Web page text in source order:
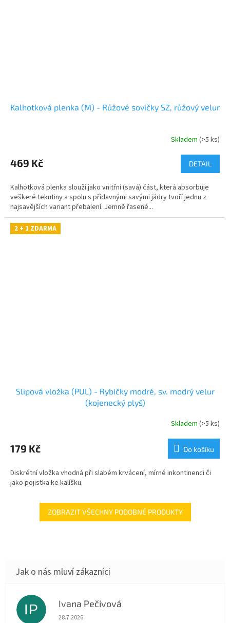
Kalhotková plenka (M) - Růžové sovičky SZ, růžový velur
Skladem (>5 ks)
469 Kč DETAIL
Kalhotková plenka slouží jako vnitřní (savá) část, která absorbuje
veškeré tekutiny a spolu s přídavnými savými jádry tvoří jednu z
najsavějších variant přebalení. Jemně řasené...
2 + 1 ZDARMA
Slipová vložka (PUL) - Rybičky modré, sv. modrý velur
(kojenecký plyš)
Skladem (>5 ks)
179 Kč Do košíku
Diskrétní vložka vhodná při slabém krvácení, mírné inkontinenci či
jako pojistka ke kalíšku.
ZOBRAZIT VŠECHNY PODOBNÉ PRODUKTY
IP Ivana Pečivová
Hodnocení obchodu je 5 z 5 hvězdiček.
28.7.2026